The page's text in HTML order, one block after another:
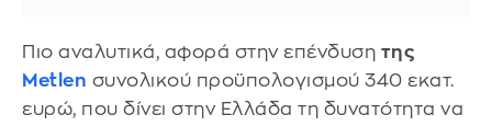
Πιο αναλυτικά, αφορά στην επένδυση της
Metlen συνολικού προϋπολογισμού 340 εκατ.
ευρώ, που δίνει στην Ελλάδα τη δυνατότητα να